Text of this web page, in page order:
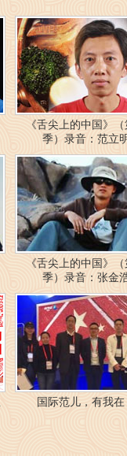
《舌尖上的中国》
季）录音：范立
《舌尖上的中国》
季）录音：张金
国际范儿，有我在